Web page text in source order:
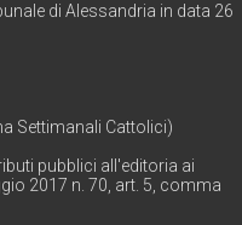
di Alessandria in data 26
Settimanali Cattolici)
pubblici all'editoria ai
2017 n. 70, art. 5, comma